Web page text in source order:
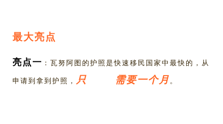
最大亮点
亮点一 ：瓦努阿图的护照是快速移民国家中最快的，从
申请到拿到护照， 只 需要一个月 。